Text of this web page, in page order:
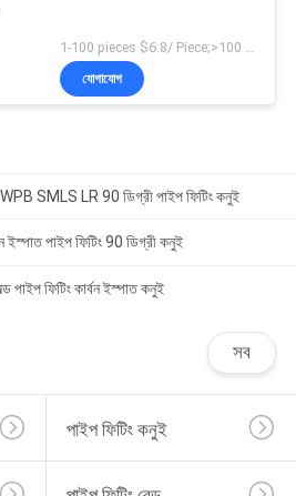
যোগাযোগ
SMLS LR 90 ডিগ্রী পাইপ ফিটিং কনুই
পাইপ ফিটিং 90 ডিগ্রী কনুই
ফিটিং কার্বন ইস্পাত কনুই
সব
পাইপ ফিটিং কনুই